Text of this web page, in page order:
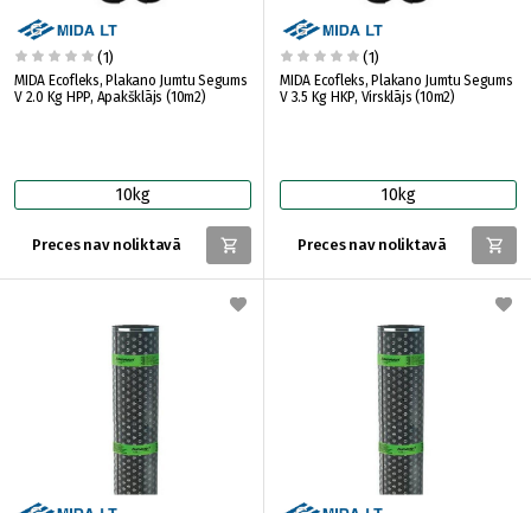
(1)
MIDA Ecofleks, Plakano Jumtu Segums
V 2.0 Kg HPP, Apakšklājs (10m2)
10kg
Preces nav noliktavā
(1)
MIDA Ecofleks, Plakano Jumtu Segums
V 3.5 Kg HKP, Virsklājs (10m2)
10kg
Preces nav noliktavā